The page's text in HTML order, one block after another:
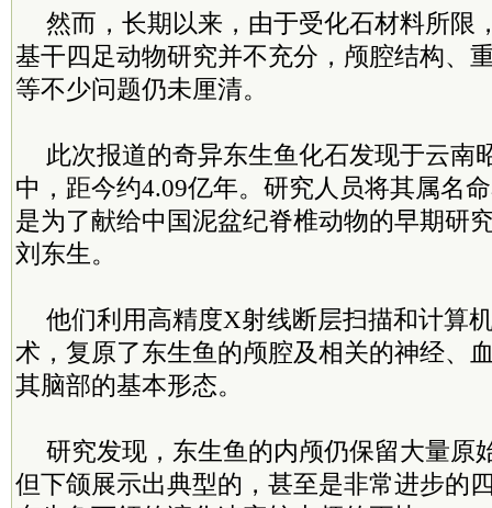
然而，长期以来，由于受化石材料所限
基干四足动物研究并不充分，颅腔结构、
等不少问题仍未厘清。
此次报道的奇异东生鱼化石发现于云南
中，距今约4.09亿年。研究人员将其属名
是为了献给中国泥盆纪脊椎动物的早期研
刘东生。
他们利用高精度X射线断层扫描和计算
术，复原了东生鱼的颅腔及相关的神经、
其脑部的基本形态。
研究发现，东生鱼的内颅仍保留大量原
但下颌展示出典型的，甚至是非常进步的